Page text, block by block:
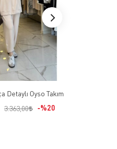
Detaylı Oyso Takım
3.363,00 %20